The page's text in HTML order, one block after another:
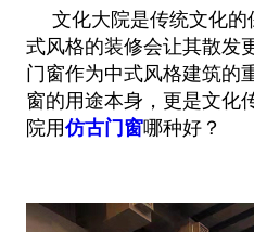
文化大院是传统文化
式风格的装修会让其散发
门窗作为中式风格建筑的
窗的用途本身，更是文化
院用仿古门窗哪种好？